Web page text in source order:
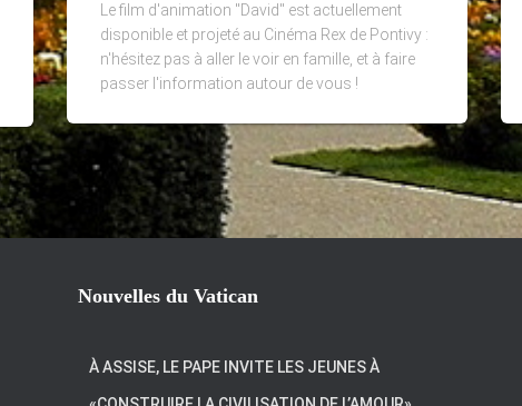
Le film d'animation "David" est actuellement
disponible et projeté au Cinéma Rex de Pontivy :
n'hésitez pas à aller le voir en famille, et à faire
passer l'information autour de vous !
Nouvelles du Vatican
À ASSISE, LE PAPE INVITE LES JEUNES À